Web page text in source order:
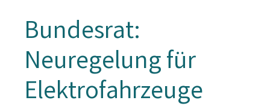
Bundesrat:
Neuregelung für
Elektrofahrzeuge